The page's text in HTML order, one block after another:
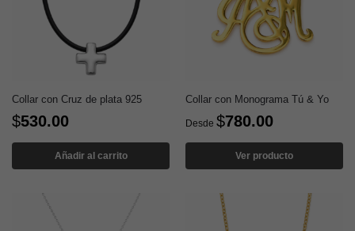
Collar con Cruz de plata 925
$530.00
Añadir al carrito
Collar con Monograma Tú & Yo
Desde $780.00
Ver producto